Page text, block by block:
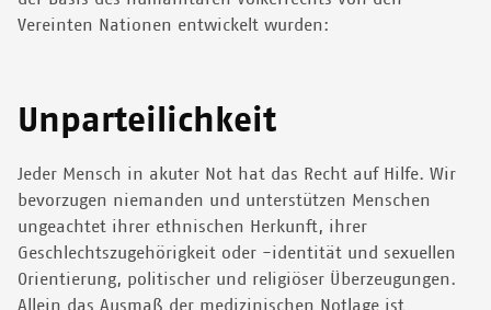
Vereinten Nationen entwickelt wurden:
Unparteilichkeit
Jeder Mensch in akuter Not hat das Recht auf Hilfe. Wir
bevorzugen niemanden und unterstützen Menschen
ungeachtet ihrer ethnischen Herkunft, ihrer
Geschlechtszugehörigkeit oder -identität und sexuellen
Orientierung, politischer und religiöser Überzeugungen.
Allein das Ausmaß der medizinischen Notlage ist